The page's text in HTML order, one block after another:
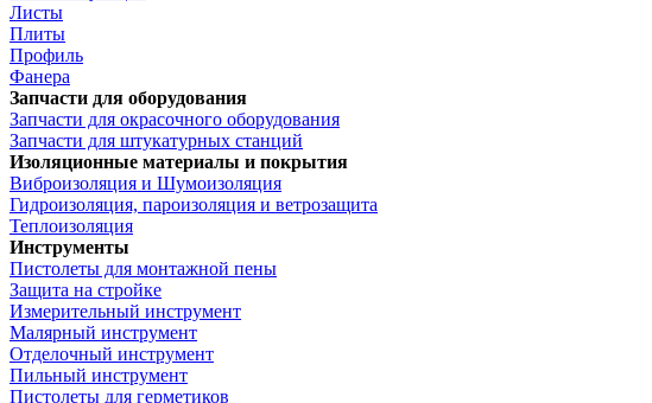
Листы
Плиты
Профиль
Фанера
Запчасти для оборудования
Запчасти для окрасочного оборудования
Запчасти для штукатурных станций
Изоляционные материалы и покрытия
Виброизоляция и Шумоизоляция
Гидроизоляция, пароизоляция и ветрозащита
Теплоизоляция
Инструменты
Пистолеты для монтажной пены
Защита на стройке
Измерительный инструмент
Малярный инструмент
Отделочный инструмент
Пильный инструмент
Пистолеты для герметиков